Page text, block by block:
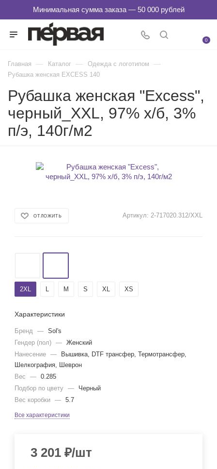
0
Главная — Каталог — Одежда с логотипом —
Рубашка женская EXCESS 140
Рубашка женская "Excess",
черный_XXL, 97% х/б, 3%
п/э, 140г/м2
ОТЛОЖИТЬ Артикул: 2-717020.312/XXL
2XL L M S XL XS
Характеристики
Бренд — Sol's
Гендер (пол) — Женский
Нанесение —
Вышивка, DTF трансфер, Термотрансфер,
Шелкография, Шеврон
Вес
— 0.285
Подбор по цвету —
Черный
Вес коробки — 5.7
Все характеристики
3 201 ₽/шт